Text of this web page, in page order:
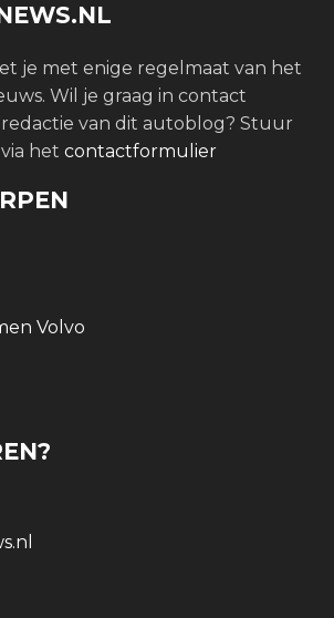
je met enige regelmaat van het
Wil je graag in contact
van dit autoblog? Stuur
het contactformulier
Volvo